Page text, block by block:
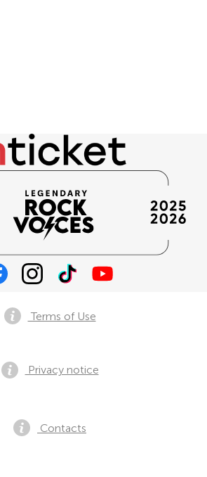
Terms of Use
Privacy notice
Contacts